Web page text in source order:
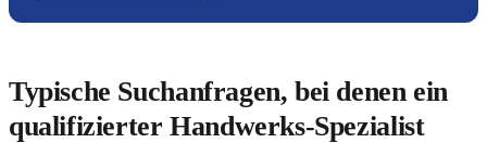
Typische Suchanfragen, bei denen ein
qualifizierter Handwerks-Spezialist